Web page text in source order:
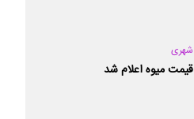
شهری
قیمت میوه اعلام شد